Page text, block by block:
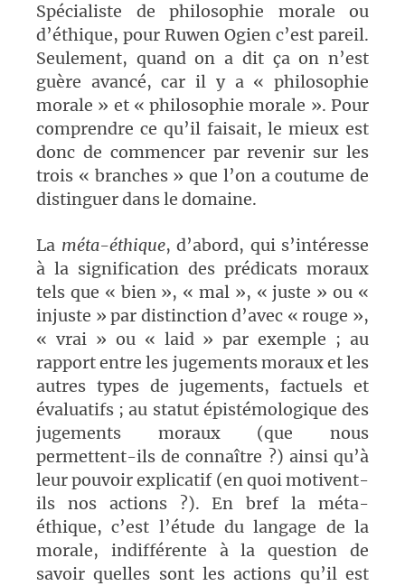
Spécialiste de philosophie morale ou
d’éthique, pour Ruwen Ogien c’est pareil.
Seulement, quand on a dit ça on n’est
guère avancé, car il y a « philosophie
morale » et « philosophie morale ». Pour
comprendre ce qu’il faisait, le mieux est
donc de commencer par revenir sur les
trois « branches » que l’on a coutume de
distinguer dans le domaine.
La méta-éthique, d’abord, qui s’intéresse
à la signification des prédicats moraux
tels que « bien », « mal », « juste » ou «
injuste » par distinction d’avec « rouge »,
« vrai » ou « laid » par exemple ; au
rapport entre les jugements moraux et les
autres types de jugements, factuels et
évaluatifs ; au statut épistémologique des
jugements moraux (que nous
permettent-ils de connaître ?) ainsi qu’à
leur pouvoir explicatif (en quoi motivent-
ils nos actions ?). En bref la méta-
éthique, c’est l’étude du langage de la
morale, indifférente à la question de
savoir quelles sont les actions qu’il est